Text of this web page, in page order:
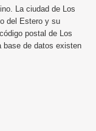
La ciudad de Los
del Estero y su
postal de Los
base de datos existen